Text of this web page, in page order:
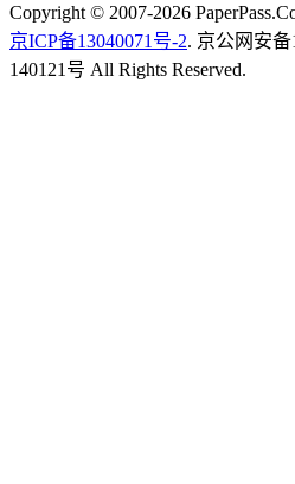
Copyright © 2007-2026
京ICP备13040071号-2. 京公网安备
140121号 All Rights Reserved.